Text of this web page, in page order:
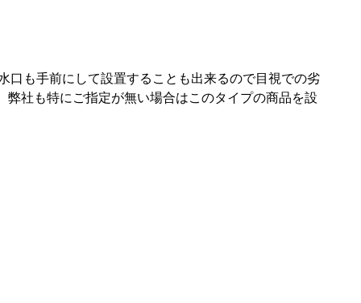
口も手前にして設置することも出来るので目視での劣
社も特にご指定が無い場合はこのタイプの商品を設